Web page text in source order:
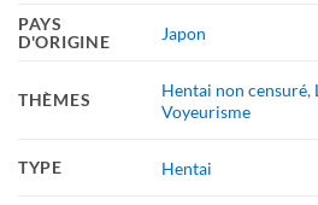
PAYS
D'ORIGINE
Japon
THÈMES
Hentai non censuré,
Voyeurisme
TYPE Hentai